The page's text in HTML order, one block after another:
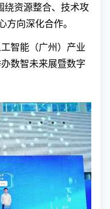
绕资源整合、技术攻
向深化合作。
智能（广州）产业
数智未来展暨数字